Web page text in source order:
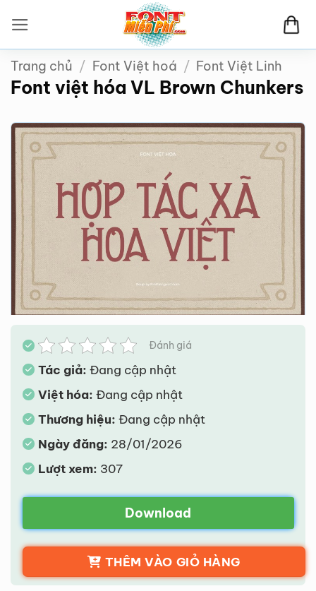
qua
nội
dung
Trang chủ / Font Việt hoá / Font Việt Linh
Font việt hóa VL Brown Chunkers
Đánh giá
Tác giả: Đang cập nhật
Việt hóa: Đang cập nhật
Thương hiệu: Đang cập nhật
Ngày đăng: 28/01/2026
Lượt xem: 307
Download
THÊM VÀO GIỎ HÀNG